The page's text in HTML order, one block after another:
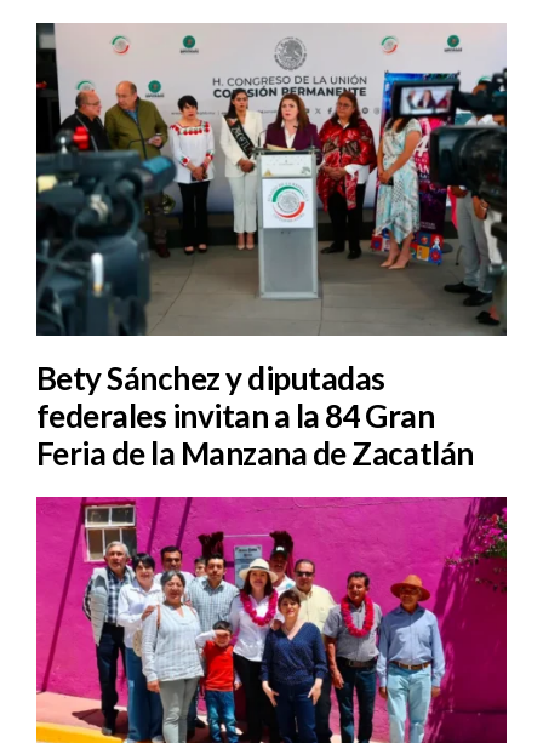
Bety Sánchez y diputadas
federales invitan a la 84 Gran
Feria de la Manzana de Zacatlán